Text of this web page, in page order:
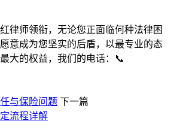
律师领衔，无论您正面临何种法律困
意成为您坚实的后盾，以最专业的态
大的权益，我们的电话：📞
与保险问题 下一篇
流程详解